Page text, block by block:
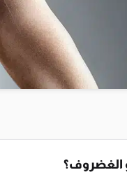
الغضروف؟